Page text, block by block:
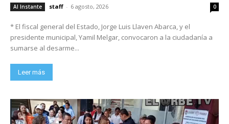
Al Instante staff - 6 agosto, 2026 0
* El fiscal general del Estado, Jorge Luis Llaven Abarca, y el
presidente municipal, Yamil Melgar, convocaron a la ciudadanía a
sumarse al desarme...
Leer más